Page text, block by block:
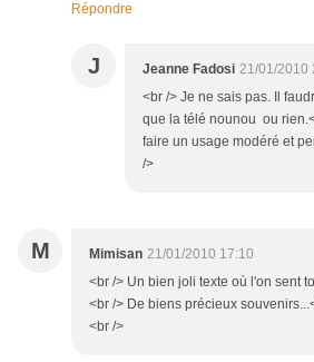
Répondre
J Jeanne Fadosi 21/01/2010
<br /> Je ne sais pas. Il
que la télé nounou ou
faire un usage modéré et
/>
M Mimisan 21/01/2010 17:10
<br /> Un bien joli texte où l'on sent
<br /> De biens précieux
<br />